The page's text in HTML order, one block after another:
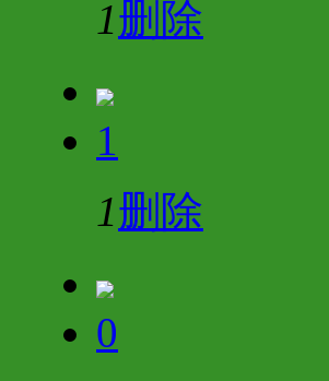
1删除
1
1删除
0